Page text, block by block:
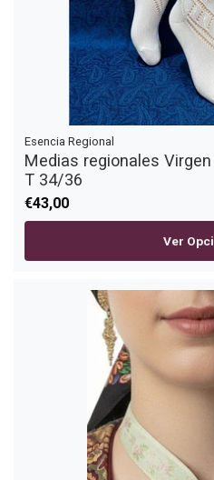
Esencia Regional
Medias regionales
T 34/36
€43,00
Ver